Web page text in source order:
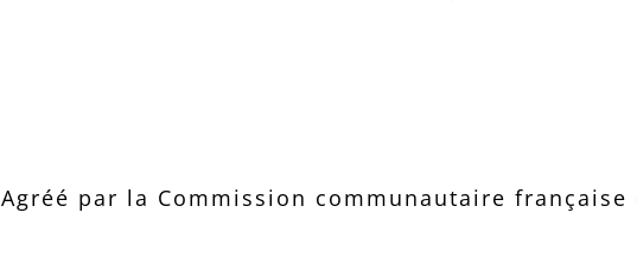
Agréé par la Commission communautaire